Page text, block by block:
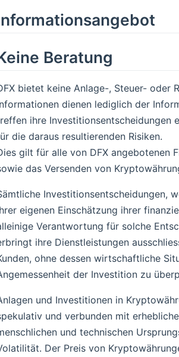
Beratung
bietet keine Anlage-, Steuer- oder
dienen lediglich der
ihre Investitionsentscheidungen
die daraus resultierenden Risiken.
gilt für alle von DFX angebotenen
das Versenden von
Investitionsentscheidungen,
eigenen Einschätzung ihrer
Verantwortung für solche
ihre Dienstleistungen
ohne dessen wirtschaftliche
der Investition zu
und Investitionen in
und verbunden mit
und technischen
Der Preis von